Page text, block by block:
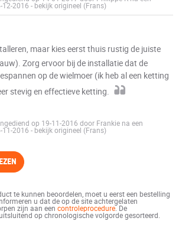
12-2016 - bekijk origineel (Frans)
maar kies eerst thuis rustig de juiste
Zorg ervoor bij de installatie dat de
op de wielmoer (ik heb al een ketting
stevig en effectieve ketting.
op 19-11-2016 door Frankie na een
11-2016 - bekijk origineel (Frans)
te kunnen beoordelen, moet u eerst een bestelling
u dat de op de site achtergelaten
zijn aan een controleprocedure. De
op chronologische volgorde gesorteerd.